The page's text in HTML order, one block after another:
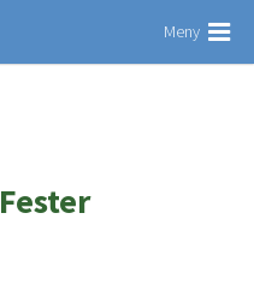
Meny
Fester